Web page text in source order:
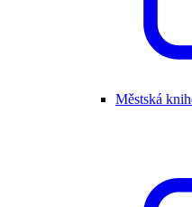
Městská